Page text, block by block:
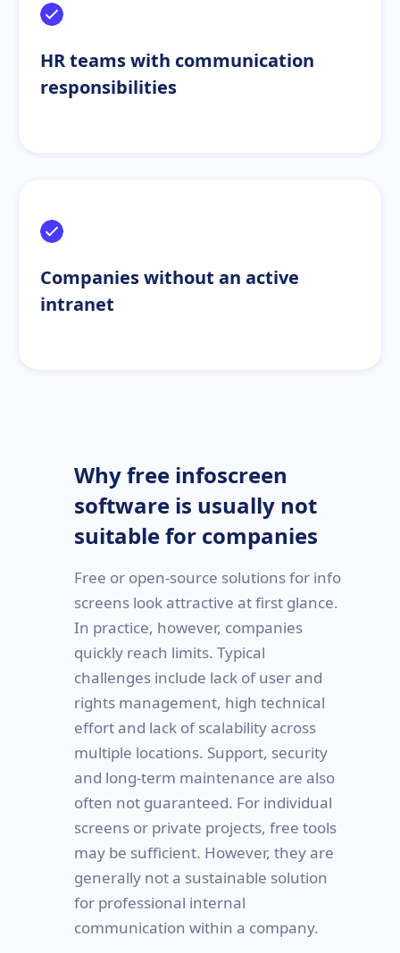
HR teams with communication
responsibilities
Companies without an active
intranet
Why free infoscreen
software is usually not
suitable for companies
Free or open-source solutions for info
screens look attractive at first glance.
In practice, however, companies
quickly reach limits. Typical
challenges include lack of user and
rights management, high technical
effort and lack of scalability across
multiple locations. Support, security
and long-term maintenance are also
often not guaranteed. For individual
screens or private projects, free tools
may be sufficient. However, they are
generally not a sustainable solution
for professional internal
communication within a company.